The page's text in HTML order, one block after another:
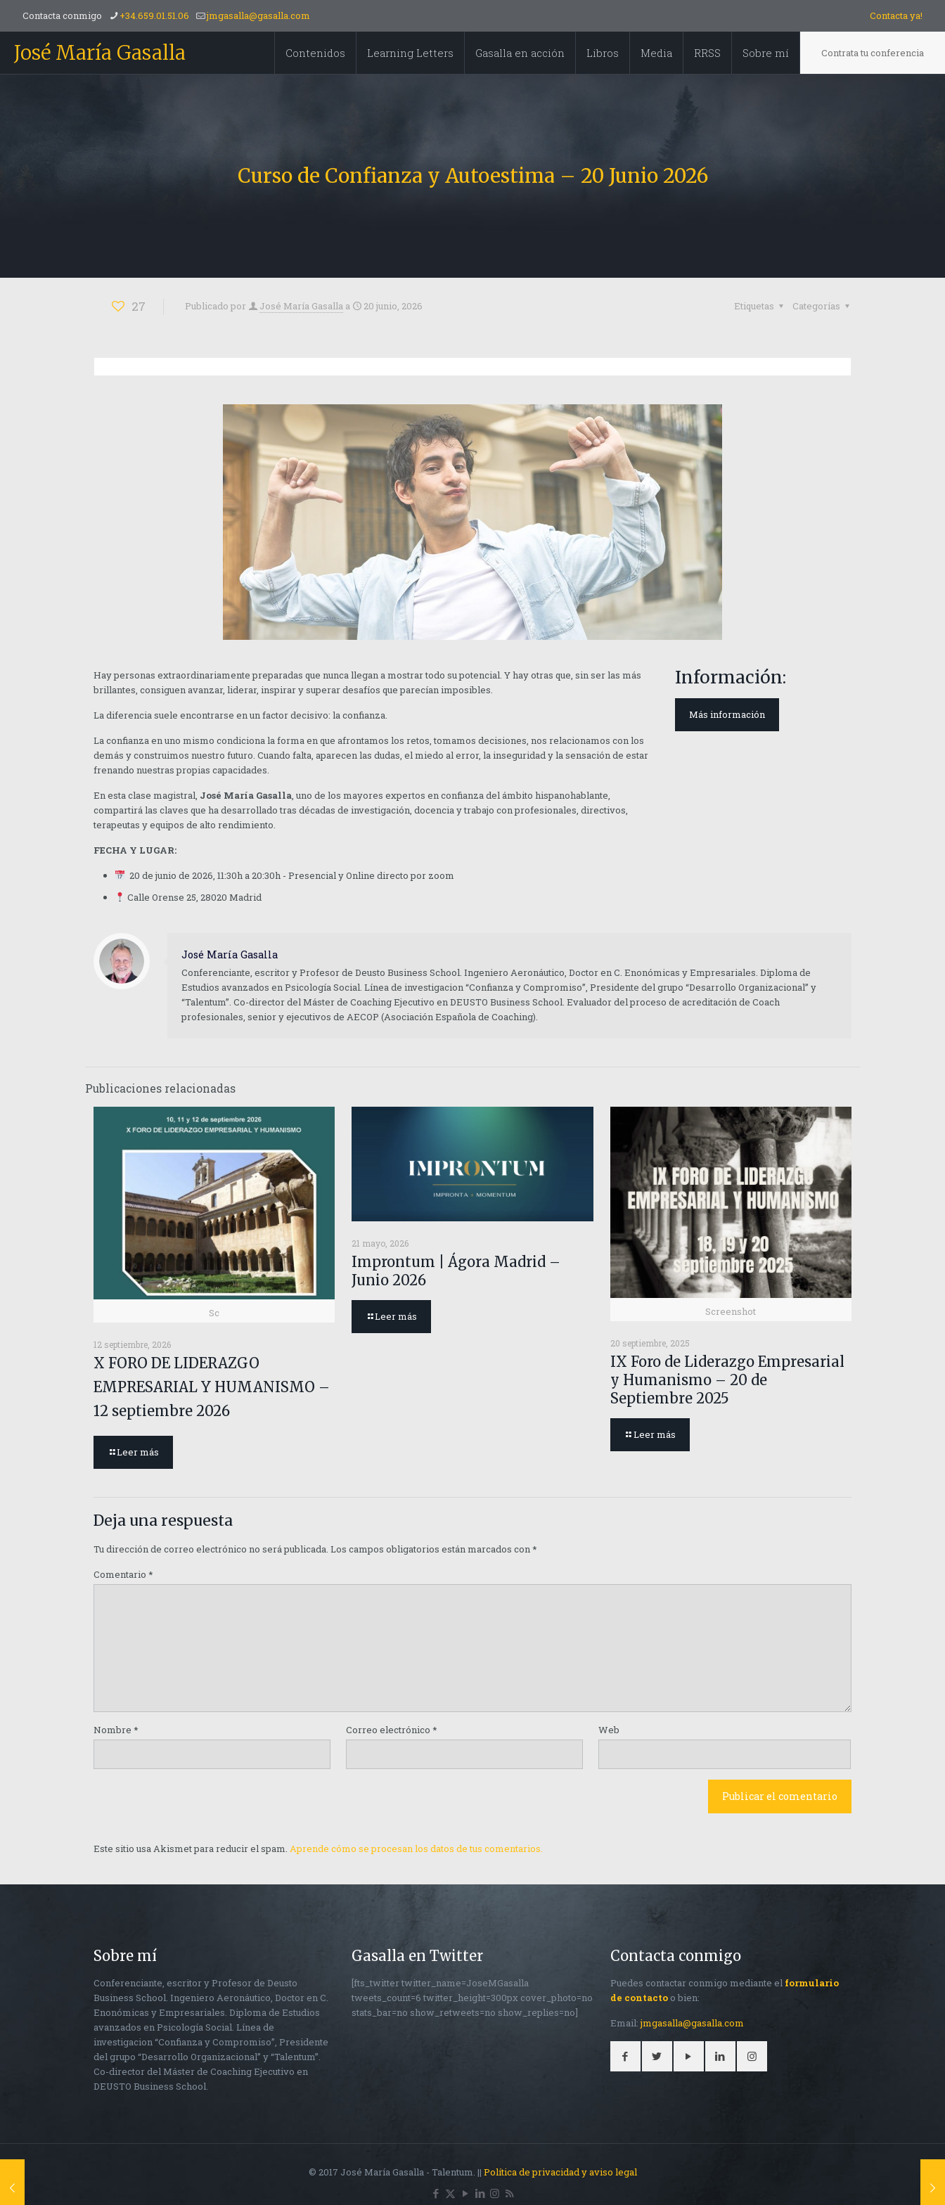
Contacta conmigo +34.659.01.51.06 jmgasalla@gasalla.com Contacta ya!
José María Gasalla Contenidos Learning Letters Gasalla en acción Libros Media RRSS Sobre mí Contrata tu conferencia
Curso de Confianza y Autoestima – 20 Junio 2026
27 Publicado por José María Gasalla a 20 junio, 2026 Categorías
Etiquetas
Hay personas extraordinariamente preparadas que nunca llegan a mostrar todo su potencial. Y hay otras que, sin ser las más
brillantes, consiguen avanzar, liderar, inspirar y superar desafíos que parecían imposibles.
La diferencia suele encontrarse en un factor decisivo: la confianza.
La confianza en uno mismo condiciona la forma en que afrontamos los retos, tomamos decisiones, nos relacionamos con los
demás y construimos nuestro futuro. Cuando falta, aparecen las dudas, el miedo al error, la inseguridad y la sensación de estar
frenando nuestras propias capacidades.
En esta clase magistral, José María Gasalla , uno de los mayores expertos en confianza del ámbito hispanohablante,
compartirá las claves que ha desarrollado tras décadas de investigación, docencia y trabajo con profesionales, directivos,
terapeutas y equipos de alto rendimiento.
FECHA Y LUGAR:
20 de junio de 2026, 11:30h a 20:30h - Presencial y Online directo por zoom
Calle Orense 25, 28020 Madrid
Información:
Más información
José María Gasalla
Conferenciante, escritor y Profesor de Deusto Business School. Ingeniero Aeronáutico, Doctor en C. Enonómicas y Empresariales. Diploma de
Estudios avanzados en Psicología Social. Línea de investigacion “Confianza y Compromiso”, Presidente del grupo “Desarrollo Organizacional” y
“Talentum”. Co-director del Máster de Coaching Ejecutivo en DEUSTO Business School. Evaluador del proceso de acreditación de Coach
profesionales, senior y ejecutivos de AECOP (Asociación Española de Coaching).
Publicaciones relacionadas
Sc
12 septiembre, 2026
X FORO DE LIDERAZGO
EMPRESARIAL Y HUMANISMO –
12 septiembre 2026
Leer más
21 mayo, 2026
Improntum | Ágora Madrid –
Junio 2026
Leer más Screenshot
20 septiembre, 2025
IX Foro de Liderazgo Empresarial
y Humanismo – 20 de
Septiembre 2025
Leer más
Deja una respuesta
Tu dirección de correo electrónico no será publicada. Los campos obligatorios están marcados con*
Comentario *
Nombre * Correo electrónico * Web
Este sitio usa Akismet para reducir el spam. Aprende cómo se procesan los datos de tus comentarios.
Sobre mí
Conferenciante, escritor y Profesor de Deusto
Business School. Ingeniero Aeronáutico, Doctor en C.
Enonómicas y Empresariales. Diploma de Estudios
avanzados en Psicología Social. Línea de
investigacion “Confianza y Compromiso”, Presidente
del grupo “Desarrollo Organizacional” y “Talentum”.
Co-director del Máster de Coaching Ejecutivo en
DEUSTO Business School.
Gasalla en Twitter
[fts_twitter twitter_name=JoseMGasalla
tweets_count=6 twitter_height=300px cover_photo=no
stats_bar=no show_retweets=no show_replies=no]
Contacta conmigo
Puedes contactar conmigo mediante el formulario
de contactoo bien:
Email:jmgasalla@gasalla.com
© 2017 José María Gasalla - Talentum. || Política de privacidad y aviso legal